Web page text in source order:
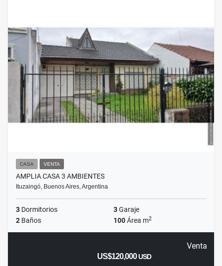
CASA VENTA
AMPLIA CASA 3 AMBIENTES
Ituzaingó, Buenos Aires, Argentina
3 Dormitorios 3Garaje
2 Baños 100Área m2
Venta
US$120,000USD